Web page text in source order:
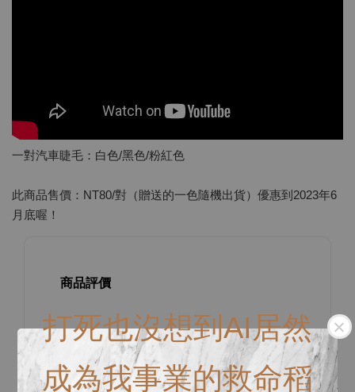
打死也沒想到AI居然
成為我事業的救命稻
一對汽車睫毛：白色/黑色/粉紅色
此商品售價：NT80/對（贈送的一色隨機出貨）優惠到2023年6
月底喔！
商品評價
0/ 5
總共有0個評價